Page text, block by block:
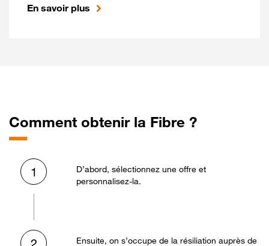
En savoir plus
Comment obtenir la Fibre ?
1
D’abord, sélectionnez une offre et
personnalisez-la.
Ensuite, on s’occupe de la résiliation auprès de